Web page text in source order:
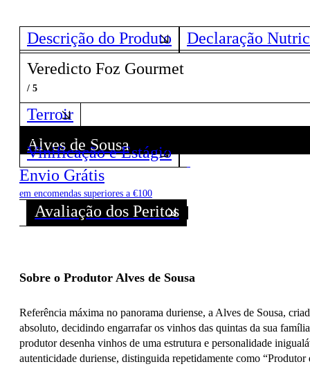
Descrição do Produto
Declaração
Veredicto Foz Gourmet
/ 5
Terroir
Alves de Sousa
Descubra todos os Vinhos deste Produtor!
Vinificação e Estágio
Envio Grátis
em encomendas superiores a €100
Avaliação dos Peritos
Sobre o Produtor Alves de Sousa
Referência máxima no panorama duriense, a Alves de Sousa,
absoluto, decidindo engarrafar os vinhos das quintas da sua
produtor desenha vinhos de uma estrutura e personalidade
autenticidade duriense, distinguida repetidamente como “Produtor